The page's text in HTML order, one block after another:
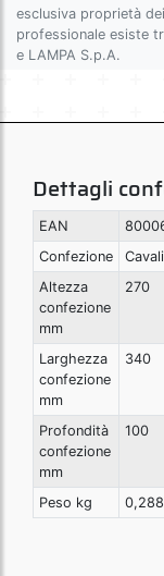
esclusiva proprietà
professionale esiste
e LAMPA S.p.A.
Dettagli
EAN
Confezione
Altezza
confezione
mm
270
Larghezza
confezione
mm
340
Profondità
confezione
mm
100
Peso kg 0,288